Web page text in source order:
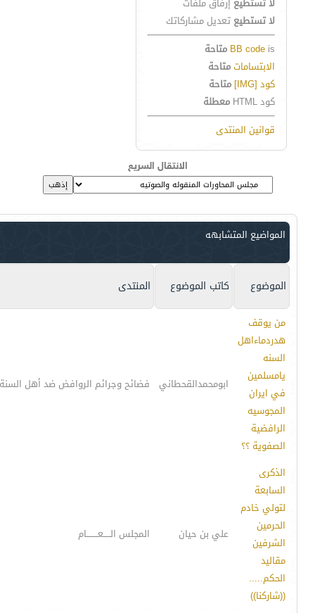
لا تستطيع تعديل مشاركاتك
BB code is
متاحة
الابتساماتمتاحة
كود [IMG]
متاحة
كود HTML
معطلة
قوانين المنتدى
الانتقال السريع
المواضيع المتشابهه
الموضوع كاتب الموضوع المنتدى
من يوقف
هدردماءاهل
السنه
يامسلمين
في ايران
المجوسيه
الرافضية
الصفوية ؟؟
ابومحمدالقحطاني فضائح وجرائم الروافض ضد أهل السنة
الذكرى
السابعة
لتولي خادم
الحرمين
الشرفين
مقاليد
الحكم.....
((شاركنا))
علي بن حيان المجلس الـــــعــــــــام